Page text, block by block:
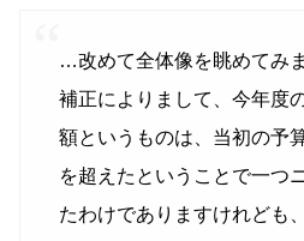
…改めて全体像を眺めてみ
補正によりまして、今年度
額というものは、当初の予
を超えたということで一つ
たわけでありますけれども